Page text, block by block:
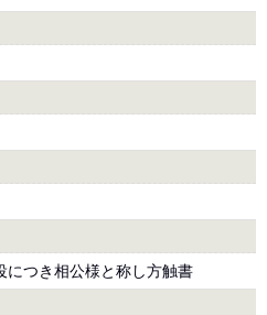
につき相公様と称し方触書